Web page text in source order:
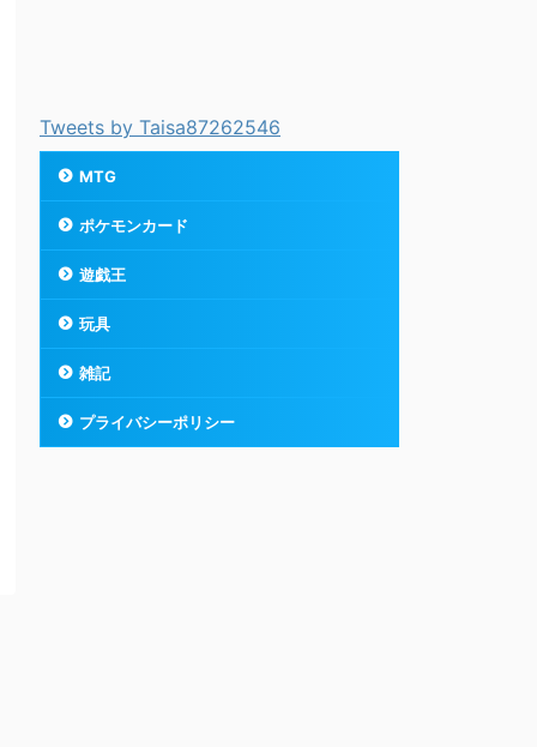
Tweets by Taisa87262546
MTG
ポケモンカード
遊戯王
玩具
雑記
プライバシーポリシー